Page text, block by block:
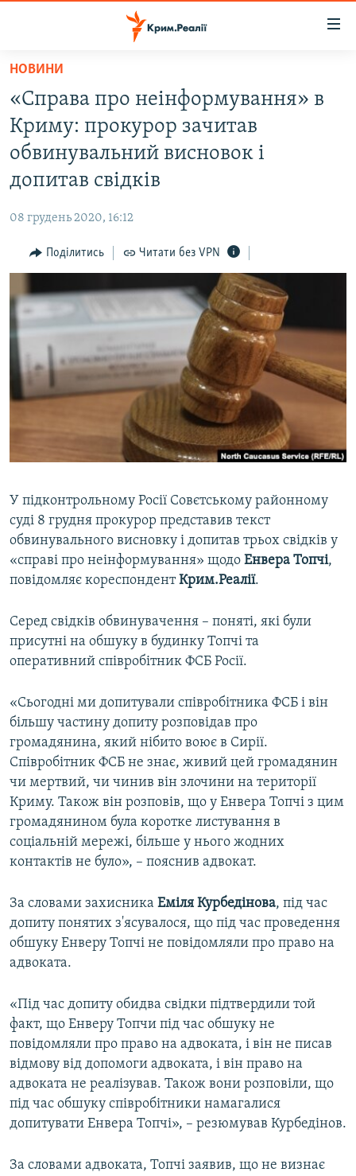
Перейти
основного
матеріалу
Перейти
до
основної
Перейти
пошуку
ВОДА.КРИМ
ВІДЕО ТА ФОТО
ПОГЛЯД
ІНТЕРВ'Ю
СПЕЦПРОЕКТИ
ДЕПОРТАЦІЯ
ВІДЕОУРОКИ «ELIFBE»
СВІДЧЕННЯ ОКУПАЦІЇ
УКРАЇНСЬКА ПРОБЛЕМА КРИМУ
ЯК ОБІЙТИ БЛОКУВАННЯ
Русский
Усі сайти RFE/RL
НОВИНИ
«Справа про неінформування» в
Криму: прокурор зачитав
обвинувальний висновок і
допитав свідків
08 грудень 2020, 16:12
Поділитись Читати без VPN
У підконтрольному Росії Совєтському районному
суді 8 грудня прокурор представив текст
обвинувального висновку і допитав трьох свідків у
«справі про неінформування» щодо Енвера Топчі,
повідомляє кореспондентКрим.Реалії.
Серед свідків обвинувачення – поняті, які були
присутні на обшуку в будинку Топчі та
оперативний співробітник ФСБ Росії.
«Сьогодні ми допитували співробітника ФСБ і він
більшу частину допиту розповідав про
громадянина, який нібито воює в Сирії.
Співробітник ФСБ не знає, живий цей громадянин
чи мертвий, чи чинив він злочини на території
Криму. Також він розповів, що у Енвера Топчі з цим
громадянином була коротке листування в
соціальній мережі, більше у нього жодних
контактів не було», – пояснив адвокат.
За словами захисника Еміля Курбедінова, під час
допиту понятих з'ясувалося, що під час проведення
обшуку Енверу Топчі не повідомляли про право на
адвоката.
«Під час допиту обидва свідки підтвердили той
факт, що Енверу Топчи під час обшуку не
повідомляли про право на адвоката, і він не писав
відмову від допомоги адвоката, і він право на
адвоката не реалізував. Також вони розповіли, що
під час обшуку співробітники намагалися
допитувати Енвера Топчі», – резюмував Курбедінов.
За словами адвоката, Топчі заявив, що не визнає